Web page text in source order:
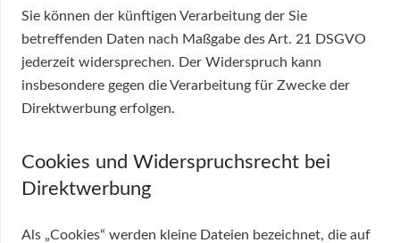
Sie können der künftigen Verarbeitung der Sie
betreffenden Daten nach Maßgabe des Art. 21 DSGVO
jederzeit widersprechen. Der Widerspruch kann
insbesondere gegen die Verarbeitung für Zwecke der
Direktwerbung erfolgen.
Cookies und Widerspruchsrecht bei
Direktwerbung
Als „Cookies“ werden kleine Dateien bezeichnet, die auf